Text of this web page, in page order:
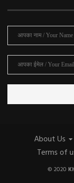
About Us
Terms of
© 2020